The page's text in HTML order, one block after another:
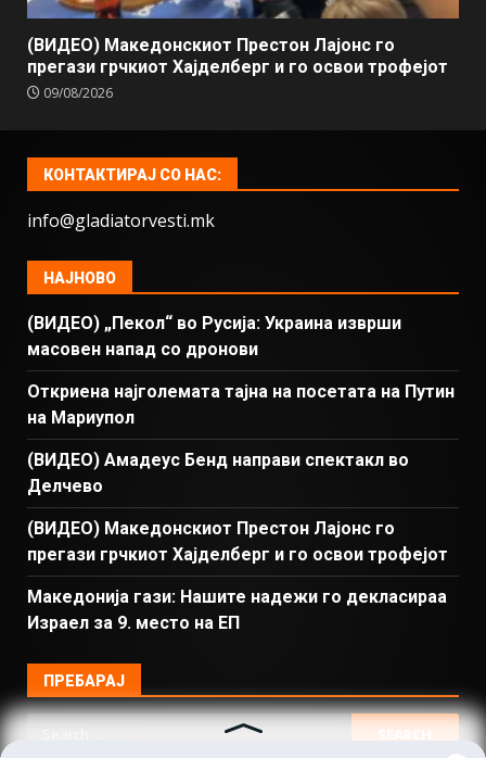
(ВИДЕО) Македонскиот Престон Лајонс го
прегази грчкиот Хајделберг и го освои трофејот
09/08/2026
КОНТАКТИРАЈ СО НАС:
info@gladiatorvesti.mk
НАЈНОВО
(ВИДЕО) „Пекол“ во Русија: Украина изврши
масовен напад со дронови
Откриена најголемата тајна на посетата на Путин
на Мариупол
(ВИДЕО) Амадеус Бенд направи спектакл во
Делчево
(ВИДЕО) Македонскиот Престон Лајонс го
прегази грчкиот Хајделберг и го освои трофејот
Македонија гази: Нашите надежи го декласираа
Израел за 9. место на ЕП
ПРЕБАРАЈ